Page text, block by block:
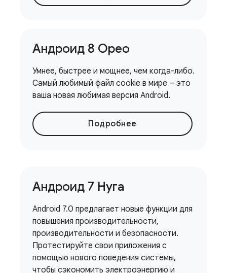
Андроид 8 Орео
Умнее, быстрее и мощнее, чем когда-либо.
Самый любимый файл cookie в мире – это
ваша новая любимая версия Android.
Подробнее
Андроид 7 Нуга
Android 7.0 предлагает новые функции для
повышения производительности,
производительности и безопасности.
Протестируйте свои приложения с
помощью нового поведения системы,
чтобы сэкономить электроэнергию и